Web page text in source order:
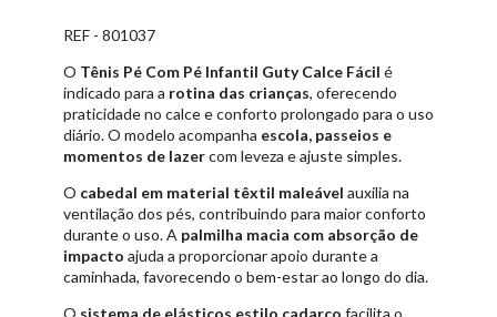
REF - 801037
O Tênis Pé Com Pé Infantil Guty Calce Fácil é
indicado para a rotina das crianças, oferecendo
praticidade no calce e conforto prolongado para o uso
diário. O modelo acompanha escola, passeios e
momentos de lazercom leveza e ajuste simples.
O cabedal em material têxtil maleável auxilia na
ventilação dos pés, contribuindo para maior conforto
durante o uso. A palmilha macia com absorção de
impacto ajuda a proporcionar apoio durante a
caminhada, favorecendo o bem-estar ao longo do dia.
O sistema de elásticos estilo cadarço facilita o